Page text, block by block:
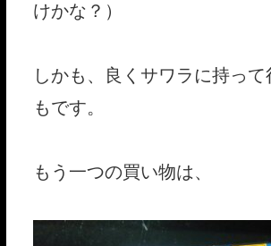
けかな？）
しかも、良くサワラに持っ
もです。
もう一つの買い物は、